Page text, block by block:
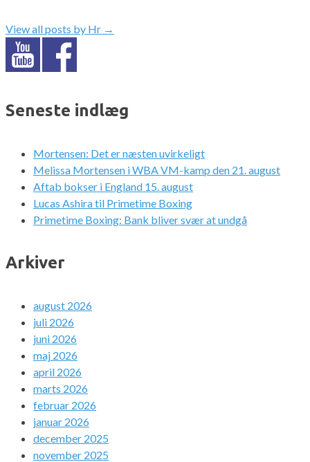
View all posts by Hr →
Seneste indlæg
Mortensen: Det er næsten uvirkeligt
Melissa Mortensen i WBA VM-kamp den 21. august
Aftab bokser i England 15. august
Lucas Ashira til Primetime Boxing
Primetime Boxing: Bank bliver svær at undgå
Arkiver
august 2026
juli 2026
juni 2026
maj 2026
april 2026
marts 2026
februar 2026
januar 2026
december 2025
november 2025